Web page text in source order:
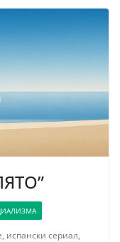
, испански сериал,